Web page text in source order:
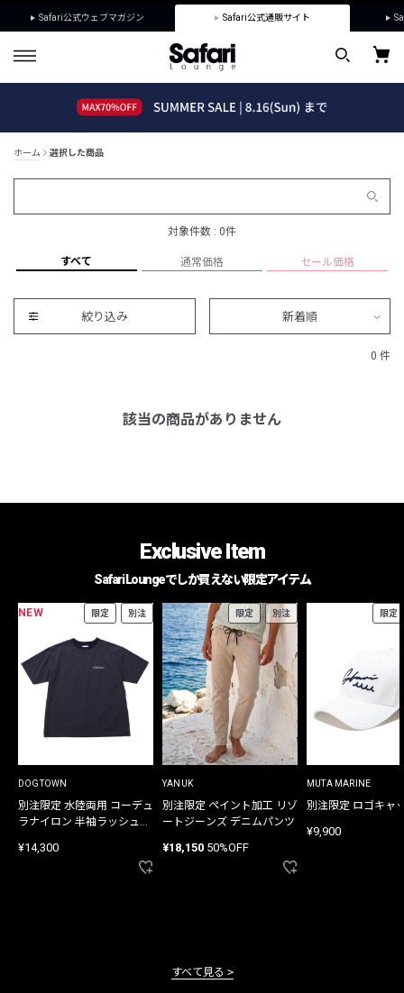
Safari公式ウェブマガジン Safari公式通販サイト
ホーム 選択した商品
対象件数 : 0件
すべて 通常価格 セール価格
絞り込み 新着順
0 件
該当の商品がありません
Exclusive Item
Safari Loungeでしか買えない限定アイテム
NEW 限定 別注
DOGTOWN
別注限定 水陸両用 コーデュ
ラナイロン 半袖ラッシュガ
¥14,300
限定 別注
YANUK
別注限定 ペイント加工 リゾ
ートジーンズ デニムパンツ
¥18,150 50%OFF
限定
MUTA MARINE
別注限定 ロゴキャ
¥9,900
すべて見る